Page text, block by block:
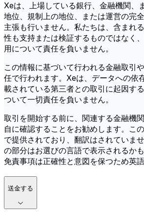
Xeは、上場している銀行、金融機関、
地位、規制上の地位、または運営の完
主張も行いません。私たちは、含まれ
性も支持または検証するものではなく
用について責任を負いません。
この情報に基づいて行われる金融取引
任で行われます。Xeは、データへの依
載されている第三者との取引に起因す
ついて一切責任を負いません。
取引を開始する前に、関連する金融機
自に確認することをお勧めします。こ
で提供されており、翻訳はされていま
の部分はお選びの言語で表示されるか
免責事項は正確性と意図を保つため英語
送金する